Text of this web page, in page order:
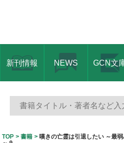
新刊情報 NEWS GCN文
TOP 書籍
嘆きの亡霊は引退したい ～最